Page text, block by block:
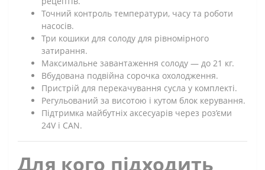
Точний контроль температури, часу та роботи
насосів.
Три кошики для солоду для рівномірного
затирання.
Максимальне завантаження солоду — до 21 кг.
Вбудована подвійна сорочка охолодження.
Пристрій для перекачування сусла у комплекті.
Регульований за висотою і кутом блок керування.
Підтримка майбутніх аксесуарів через роз’єми
24V і CAN.
Для кого підходить